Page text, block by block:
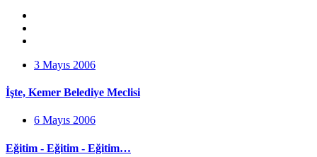
3 Mayıs 2006
İşte, Kemer Belediye Meclisi
6 Mayıs 2006
Eğitim - Eğitim - Eğitim…